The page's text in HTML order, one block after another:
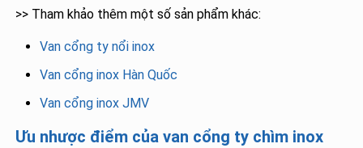
>> Tham khảo thêm một số sản phẩm khác:
Van cổng ty nổi inox
Van cổng inox Hàn Quốc
Van cổng inox JMV
Ưu nhược điểm của van cổng ty chìm inox